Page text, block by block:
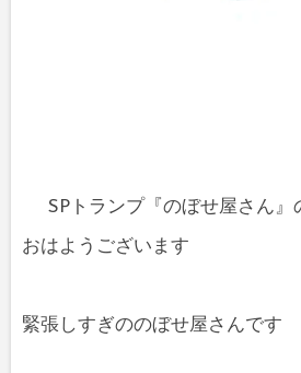
SPトランプ『のぼせ屋さん』
おはようございます
緊張しすぎののぼせ屋さんです